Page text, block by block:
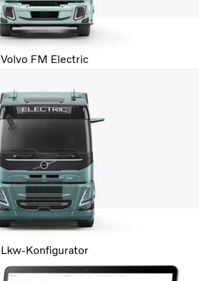
Volvo FM Electric
Lkw-Konfigurator